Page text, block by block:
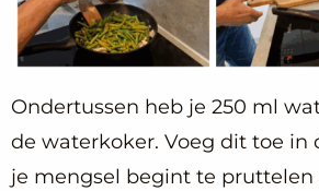
Ondertussen heb je 250 ml
de waterkoker. Voeg dit toe in
je mengsel begint te pruttelen